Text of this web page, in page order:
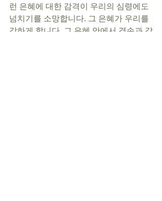
런 은혜에 대한 감격이 우리의 심령에도
넘치기를 소망합니다. 그 은혜가 우리를
강하게 합니다. 그 은혜 안에서 겸손과 감